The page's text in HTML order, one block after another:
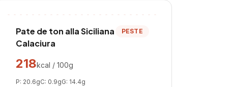
Pate de ton alla Siciliana
Calaciura
PESTE
218kcal / 100g
P: 20.6gC: 0.9gG: 14.4g